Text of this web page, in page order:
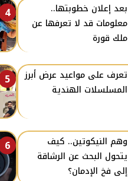
4
بعد إعلان خطوبتها..
معلومات قد لا تعرفها عن
ملك قورة
5
تعرف على مواعيد عرض أبرز
المسلسلات الهندية
6
وهم النيكوتين.. كيف
يتحول البحث عن الرشاقة
إلى فخ الإدمان؟